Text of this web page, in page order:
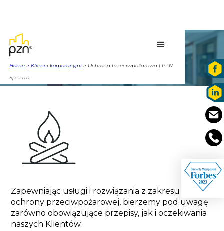
Home> Klienci korporacyjni> Ochrona Przeciwpożarowa | PZN
Sp. z o.o
PRZECIWPOŻAROWA
Zapewniając usługi i rozwiązania z zakresu
ochrony przeciwpożarowej, bierzemy pod uwagę
zarówno obowiązujące przepisy, jak i oczekiwania
naszych Klientów.